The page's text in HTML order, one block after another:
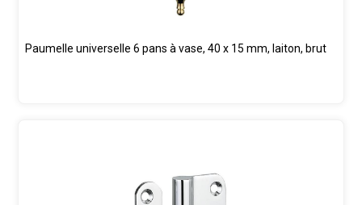
Paumelle universelle 6 pans à vase, 40 x 15 mm, laiton, brut